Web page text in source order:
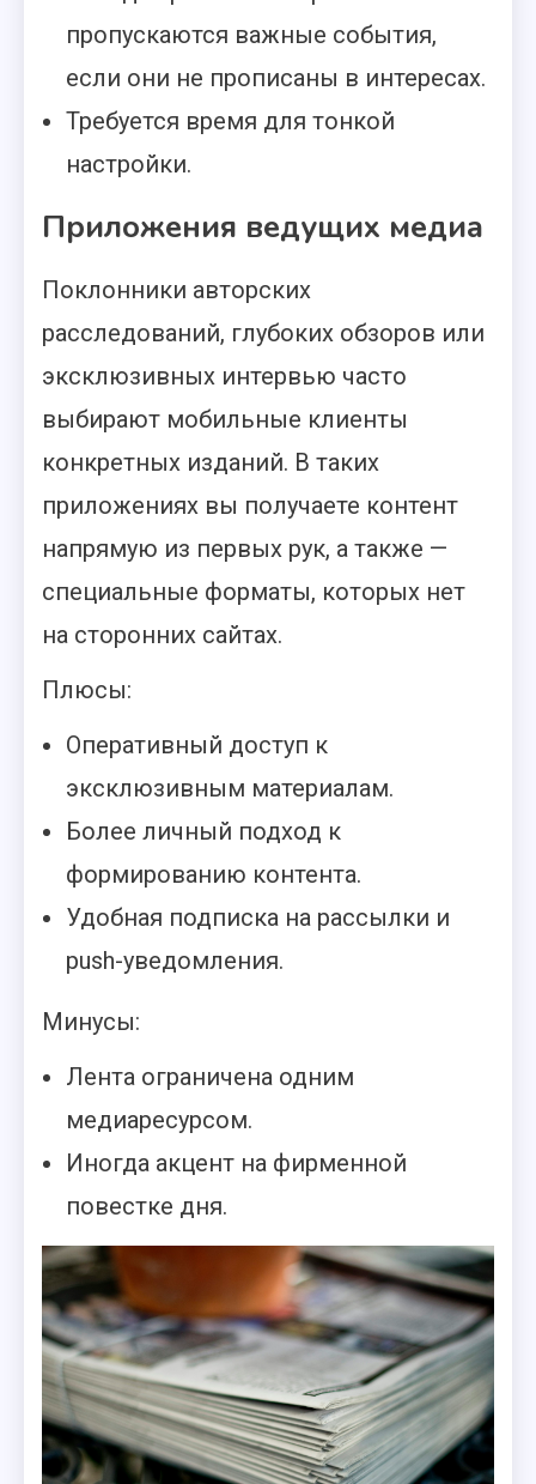
пропускаются важные события,
если они не прописаны в интересах.
Требуется время для тонкой
настройки.
Приложения ведущих медиа
Поклонники авторских
расследований, глубоких обзоров или
эксклюзивных интервью часто
выбирают мобильные клиенты
конкретных изданий. В таких
приложениях вы получаете контент
напрямую из первых рук, а также —
специальные форматы, которых нет
на сторонних сайтах.
Плюсы:
Оперативный доступ к
эксклюзивным материалам.
Более личный подход к
формированию контента.
Удобная подписка на рассылки и
push-уведомления.
Минусы:
Лента ограничена одним
медиаресурсом.
Иногда акцент на фирменной
повестке дня.